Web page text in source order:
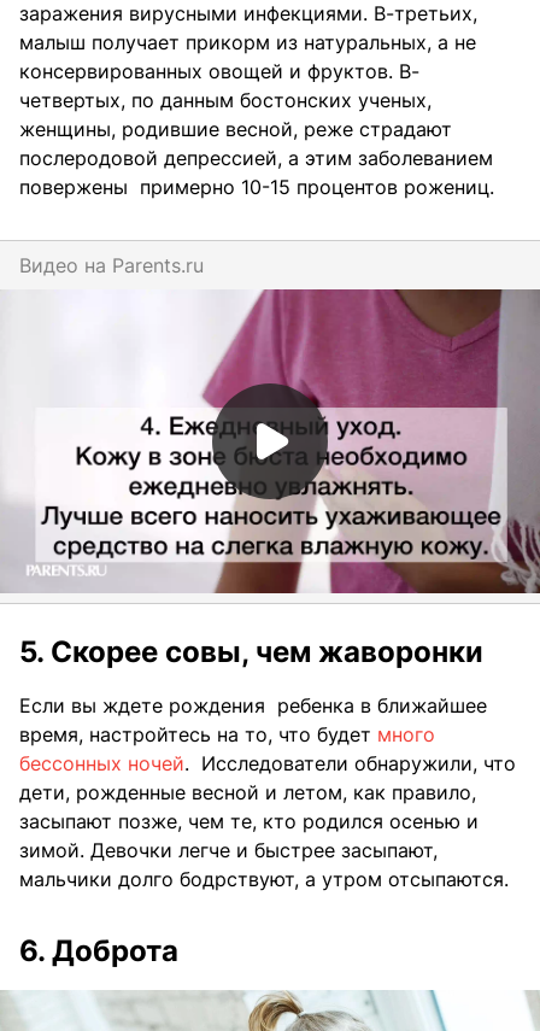
заражения вирусными инфекциями. В-третьих,
малыш получает прикорм из натуральных, а не
консервированных овощей и фруктов. В-
четвертых, по данным бостонских ученых,
женщины, родившие весной, реже страдают
послеродовой депрессией, а этим заболеванием
повержены примерно 10-15 процентов рожениц.
Видео на parents.ru
5. Скорее совы, чем жаворонки
Если вы ждете рождения ребенка в ближайшее
время, настройтесь на то, что будет много
бессонных ночей. Исследователи обнаружили, что
дети, рожденные весной и летом, как правило,
засыпают позже, чем те, кто родился осенью и
зимой. Девочки легче и быстрее засыпают,
мальчики долго бодрствуют, а утром отсыпаются.
6. Доброта